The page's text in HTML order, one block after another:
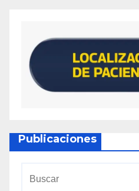
Publicaciones